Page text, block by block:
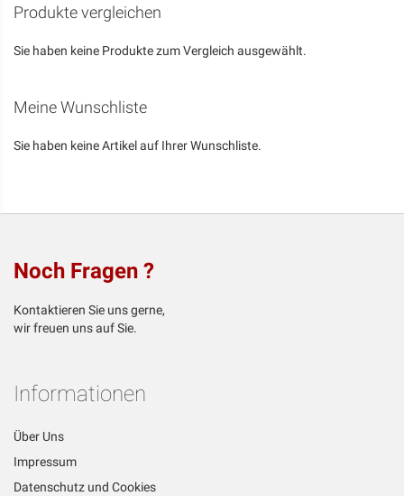
Produkte vergleichen
Sie haben keine Produkte zum Vergleich ausgewählt.
Meine Wunschliste
Sie haben keine Artikel auf Ihrer Wunschliste.
Noch Fragen ?
Kontaktieren Sie uns gerne,
wir freuen uns auf Sie.
Informationen
Über Uns
Impressum
Datenschutz und Cookies